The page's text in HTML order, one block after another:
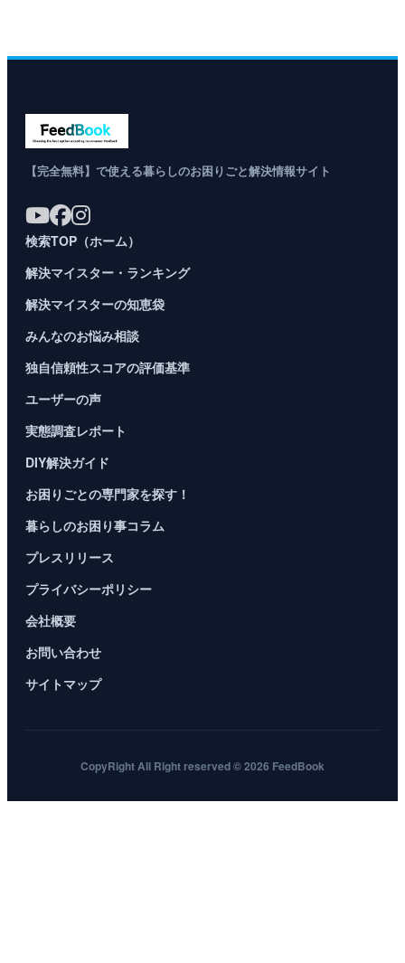
【完全無料】で使える暮らしのお困りごと解決情報サイト
検索TOP（ホーム）
解決マイスター・ランキング
解決マイスターの知恵袋
みんなのお悩み相談
独自信頼性スコアの評価基準
ユーザーの声
実態調査レポート
DIY解決ガイド
お困りごとの専門家を探す！
暮らしのお困り事コラム
プレスリリース
プライバシーポリシー
会社概要
お問い合わせ
サイトマップ
CopyRight All Right reserved © 2026 FeedBook